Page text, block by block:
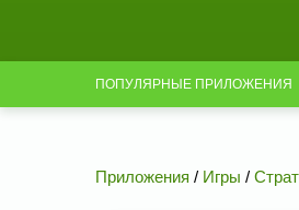
ПОПУЛЯРНЫЕ ПРИЛОЖЕНИЯ
Приложения / Игры /